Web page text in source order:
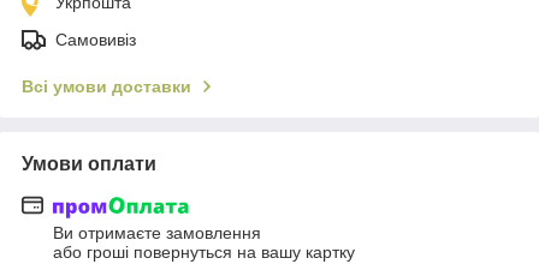
Самовивіз
Всі умови доставки
Умови оплати
Ви отримаєте замовлення
або гроші повернуться на вашу картку